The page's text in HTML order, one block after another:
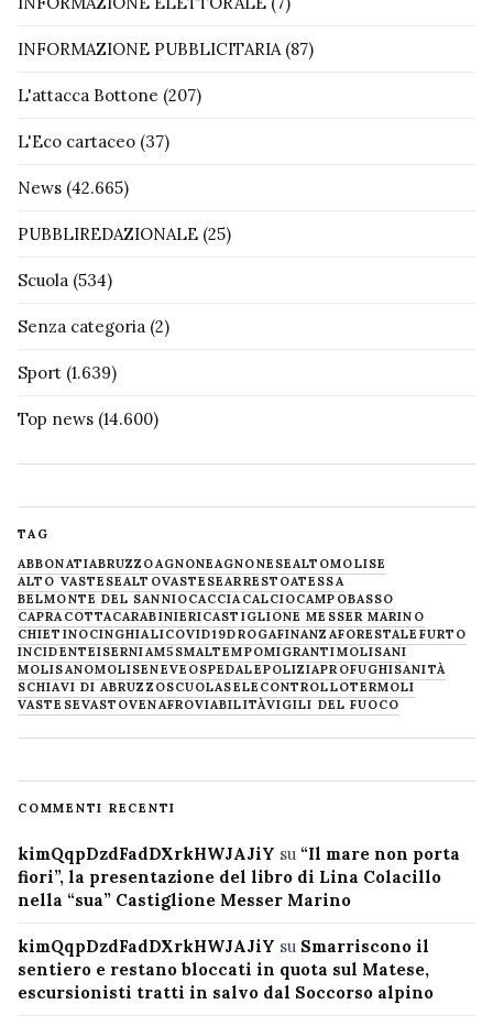
INFORMAZIONE PUBBLICITARIA(87)
L'attacca Bottone (207)
L'Eco cartaceo (37)
News (42.665)
PUBBLIREDAZIONALE (25)
Scuola (534)
Senza categoria (2)
Sport (1.639)
Top news (14.600)
TAG
ABBONATIABRUZZOAGNONEAGNONESEALTOMOLISE
ALTO VASTESEALTOVASTESEARRESTOATESSA
BELMONTE DEL SANNIOCACCIACALCIOCAMPOBASSO
CAPRACOTTACARABINIERICASTIGLIONE MESSER MARINO
CHIETINOCINGHIALICOVID19DROGAFINANZAFORESTALE FURTO
INCIDENTEISERNIAM5SMALTEMPOMIGRANTIMOLISANI
MOLISANOMOLISENEVE OSPEDALEPOLIZIAPROFUGHISANITÀ
SCHIAVI DI ABRUZZOSCUOLASELECONTROLLOTERMOLI
VASTESEVASTOVENAFROVIABILITÀVIGILI DEL FUOCO
COMMENTI RECENTI
kimQqpDzdFadDXrkHWJAJiY su “Il mare non porta
fiori”, la presentazione del libro di Lina Colacillo
nella “sua” Castiglione Messer Marino
kimQqpDzdFadDXrkHWJAJiY su Smarriscono il
sentiero e restano bloccati in quota sul Matese,
escursionisti tratti in salvo dal Soccorso alpino